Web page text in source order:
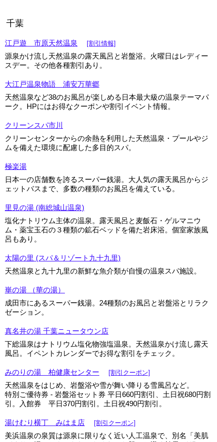
千葉
江戸遊 市原天然温泉 [割引情報]
源泉かけ流し天然温泉の露天風呂と岩盤浴。火曜日はレディー
スデー。その他各種割引あり。
大江戸温泉物語 浦安万華郷
天然温泉など38のお風呂が楽しめる日本最大級の温泉テーマパ
ーク。HPにはお得なクーポンや割引イベント情報。
クリーンスパ市川
クリーンセンターからの余熱を利用した天然温泉・プールやジ
ムを備えた環境に配慮した多目的スパ。
極楽湯
日本一の店舗数を誇るスーパー銭湯。大人気の露天風呂からジ
ェットバスまで、多数の種類のお風呂を備えている。
里見の湯 (南総城山温泉)
塩化ナトリウム主体の温泉。露天風呂と麦飯石・ゲルマニウ
ム・薬宝玉石の３種類の鉱石ベッドを備た岩床浴。個室家族風
呂もあり。
太陽の里 (スパ＆リゾート九十九里)
天然温泉と九十九里の新鮮な魚介類が自慢の温泉スパ施設。
崋の湯 （華の湯）
成田市にあるスーパー銭湯。24種類のお風呂と岩盤浴とリラク
ゼーション。
真名井の湯 千葉ニュータウン店
下総温泉はナトリウム塩化物強塩温泉。天然温泉かけ流し露天
風呂。イペントカレンダーでお得な割引をチェック。
みのりの湯 柏健康センター [割引クーポン]
天然温泉をはじめ、岩盤浴や雪が舞い降りる雪風呂など。
特別ご優待券 - 岩盤浴セット券 平日660円割引、土日祝680円割
引。入館券 平日370円割引。土日祝490円割引。
湯けむり横丁 みはま店 [割引クーポン]
美浜温泉の泉質は源泉に限りなく近い人工温泉で、別名「美肌